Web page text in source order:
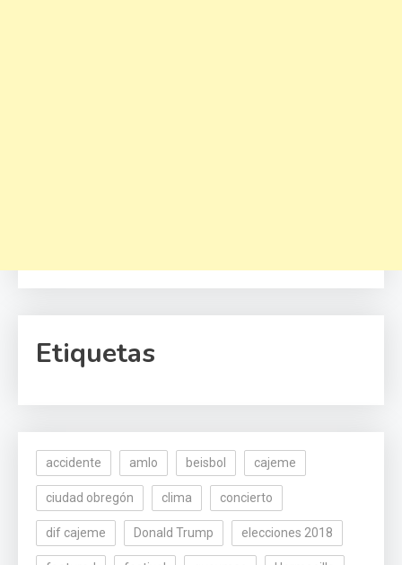
Etiquetas
accidente amlo beisbol cajeme
ciudad obregón clima concierto
dif cajeme Donald Trump elecciones 2018